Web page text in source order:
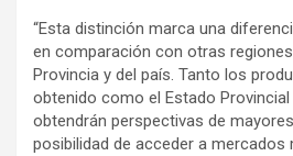
“Esta distinción marca una
en comparación con otras
Provincia y del país. Tanto los
obtenido como el Estado Provincial
obtendrán perspectivas de
posibilidad de acceder a mercados